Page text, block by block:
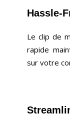
Hassle-
Le clip de
rapide
sur votre